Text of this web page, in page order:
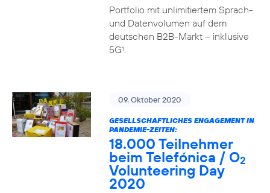
Portfolio mit unlimitiertem Sprach-
und Datenvolumen auf dem
deutschen B2B-Markt – inklusive
5G1.
09. Oktober 2020
GESELLSCHAFTLICHES ENGAGEMENT IN
PANDEMIE-ZEITEN:
18.000 Teilnehmer
beim Telefónica / O2
Volunteering Day
2020